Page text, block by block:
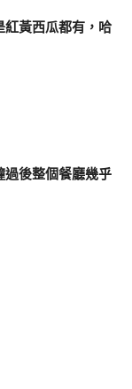
紅黃西瓜都有，哈
過後整個餐廳幾乎